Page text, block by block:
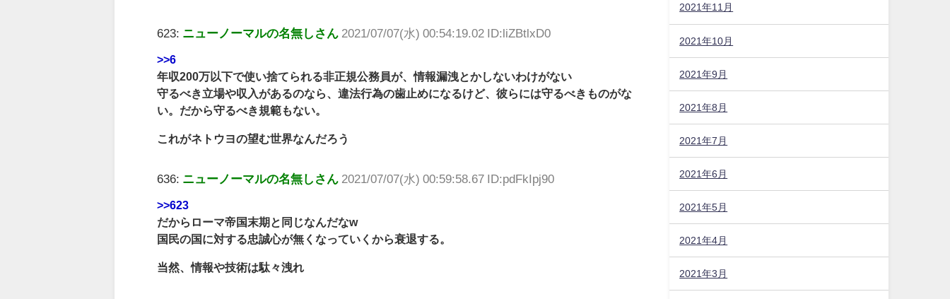
623: ニューノーマルの名無しさん 2021/07/07(水) 00:54:19.02 ID:liZBtlxD0
>>6
年収200万以下で使い捨てられる非正規公務員が、情報漏洩とかしないわけがない
守るべき立場や収入があるのなら、違法行為の歯止めになるけど、彼らには守るべきものがな
い。だから守るべき規範もない。
これがネトウヨの望む世界なんだろう
636: ニューノーマルの名無しさん 2021/07/07(水) 00:59:58.67 ID:pdFkIpj90
>>623
だからローマ帝国末期と同じなんだなw
国民の国に対する忠誠心が無くなっていくから衰退する。
当然、情報や技術は駄々洩れ
2021年11月
2021年10月
2021年9月
2021年8月
2021年7月
2021年6月
2021年5月
2021年4月
2021年3月